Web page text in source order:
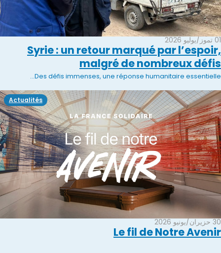
01 تموز/يوليو 2026
Syrie : un retour marqué par l’espoir,
malgré de nombreux défis
Des défis immenses, une réponse humanitaire essentielle...
30 حزيران/يونيو 2026
Le fil de Notre Avenir
Actualités